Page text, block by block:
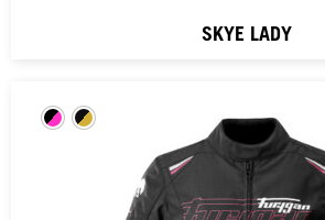
SKYE LADY